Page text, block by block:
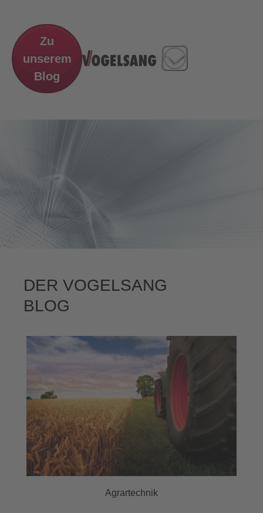
Zu
unserem
Blog
DER VOGELSANG
BLOG
Agrartechnik